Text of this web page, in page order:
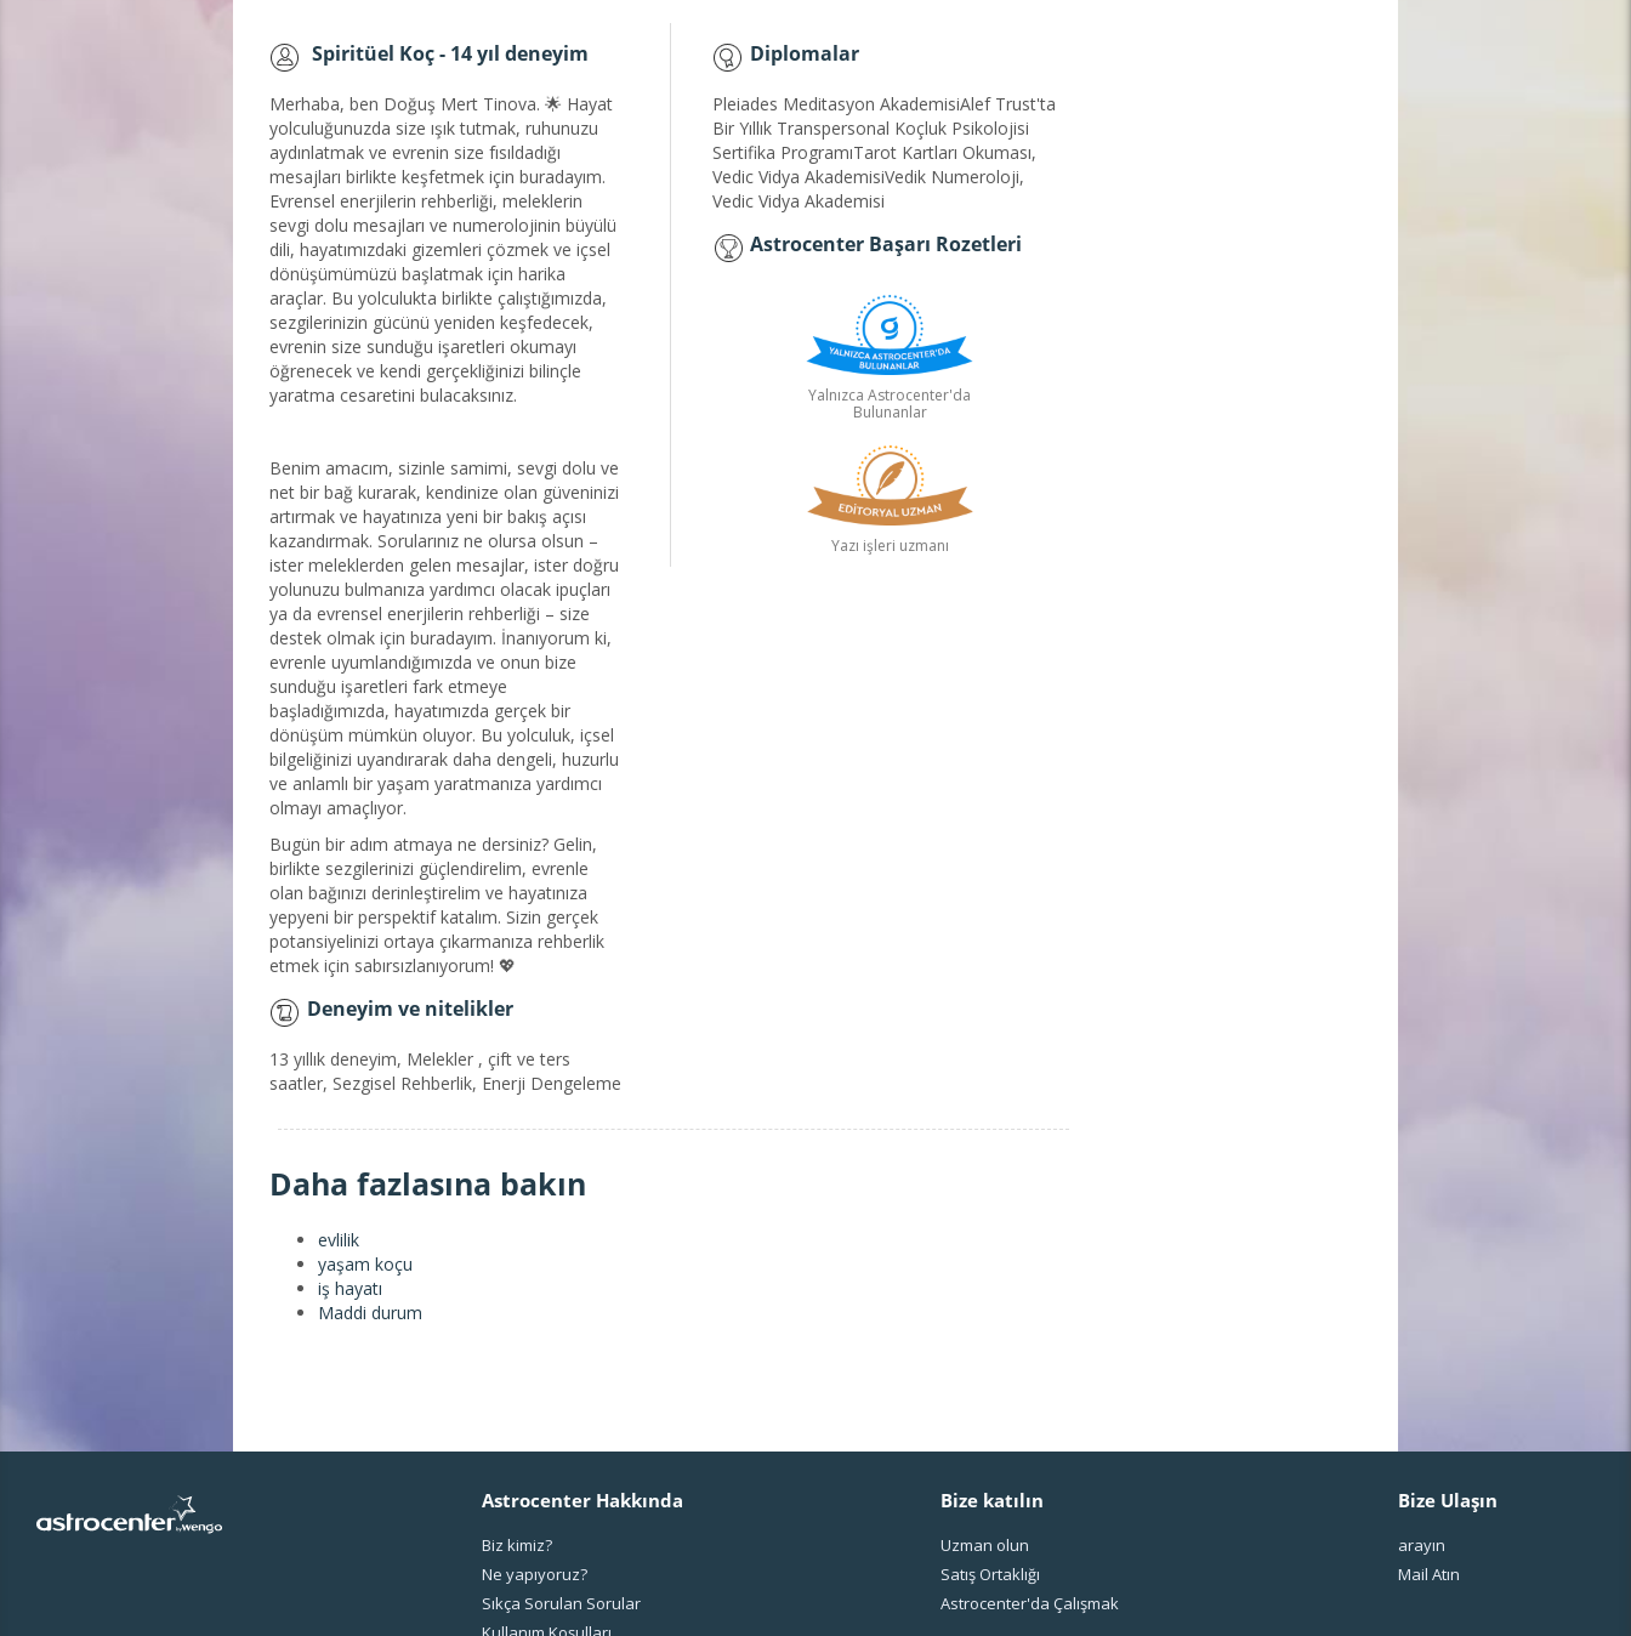
Spiritüel Koç - 14 yıl deneyim
Merhaba, ben Doğuş Mert Tinova. 🌟 Hayat
yolculuğunuzda size ışık tutmak, ruhunuzu
aydınlatmak ve evrenin size fısıldadığı
mesajları birlikte keşfetmek için buradayım.
Evrensel enerjilerin rehberliği, meleklerin
sevgi dolu mesajları ve numerolojinin büyülü
dili, hayatımızdaki gizemleri çözmek ve içsel
dönüşümümüzü başlatmak için harika
araçlar. Bu yolculukta birlikte çalıştığımızda,
sezgilerinizin gücünü yeniden keşfedecek,
evrenin size sunduğu işaretleri okumayı
öğrenecek ve kendi gerçekliğinizi bilinçle
yaratma cesaretini bulacaksınız.
Benim amacım, sizinle samimi, sevgi dolu ve
net bir bağ kurarak, kendinize olan güveninizi
artırmak ve hayatınıza yeni bir bakış açısı
kazandırmak. Sorularınız ne olursa olsun –
ister meleklerden gelen mesajlar, ister doğru
yolunuzu bulmanıza yardımcı olacak ipuçları
ya da evrensel enerjilerin rehberliği – size
destek olmak için buradayım. İnanıyorum ki,
evrenle uyumlandığımızda ve onun bize
sunduğu işaretleri fark etmeye
başladığımızda, hayatımızda gerçek bir
dönüşüm mümkün oluyor. Bu yolculuk, içsel
bilgeliğinizi uyandırarak daha dengeli, huzurlu
ve anlamlı bir yaşam yaratmanıza yardımcı
olmayı amaçlıyor.
Bugün bir adım atmaya ne dersiniz? Gelin,
birlikte sezgilerinizi güçlendirelim, evrenle
olan bağınızı derinleştirelim ve hayatınıza
yepyeni bir perspektif katalım. Sizin gerçek
potansiyelinizi ortaya çıkarmanıza rehberlik
etmek için sabırsızlanıyorum! 💖
Deneyim ve nitelikler
13 yıllık deneyim, Melekler , çift ve ters
saatler, Sezgisel Rehberlik, Enerji Dengeleme
Diplomalar
Pleiades Meditasyon AkademisiAlef Trust'ta
Bir Yıllık Transpersonal Koçluk Psikolojisi
Sertifika ProgramıTarot Kartları Okuması,
Vedic Vidya AkademisiVedik Numeroloji,
Vedic Vidya Akademisi
Astrocenter Başarı Rozetleri
Yalnızca Astrocenter'da
Bulunanlar
Yazı işleri uzmanı
Daha fazlasına bakın
evlilik
yaşam koçu
iş hayatı
Maddi durum
Astrocenter Hakkında
Biz kimiz?
Ne yapıyoruz?
Sıkça Sorulan Sorular
Bize katılın
Uzman olun
Satış Ortaklığı
Astrocenter'da Çalışmak
Bize Ulaşın
arayın
Mail Atın